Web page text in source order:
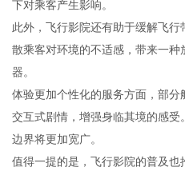
下对乘客产生影响。
此外，飞行影院还有助于缓解飞
散乘客对环境的不适感，带来一
器。
体验更加个性化的服务方面，部
交互式剧情，增强身临其境的感
边界将更加宽广。
值得一提的是，飞行影院的普及